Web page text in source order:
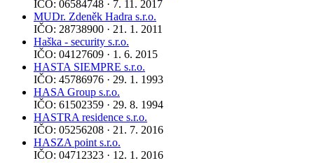
IČO: 06584748 · 7. 11. 2017
MUDr. Zdeněk Hadra s.r.o.
IČO: 28738900 · 21. 1. 2011
Haška - security s.r.o.
IČO: 04127609 · 1. 6. 2015
HASTA SIEMPRE s.r.o.
IČO: 45786976 · 29. 1. 1993
HASA Group s.r.o.
IČO: 61502359 · 29. 8. 1994
HASTRA residence s.r.o.
IČO: 05256208 · 21. 7. 2016
HASZA point s.r.o.
IČO: 04712323 · 12. 1. 2016